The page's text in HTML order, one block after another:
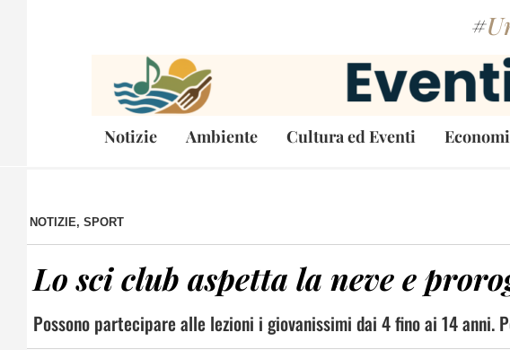
#
Notizie Ambiente Cultura ed Eventi
NOTIZIE, SPORT
Lo sci club aspetta la neve e
Possono partecipare alle lezioni i giovanissimi dai 4 fino ai 14 anni.